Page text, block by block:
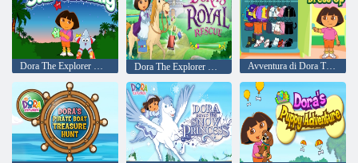
Dora The Explorer Dora's Star Catching Dora The Explorer Dora's Royal Rescue Avventura di Dora The Explorer Dora.